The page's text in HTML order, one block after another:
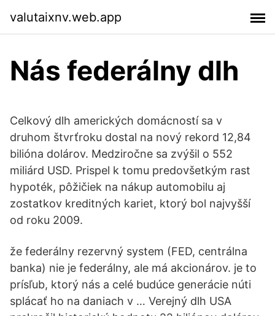
valutaixnv.web.app
Nás federálny dlh
Celkový dlh amerických domácností sa v
druhom štvrťroku dostal na nový rekord 12,84
bilióna dolárov. Medziročne sa zvýšil o 552
miliárd USD. Prispel k tomu predovšetkým rast
hypoték, pôžičiek na nákup automobilu aj
zostatkov kreditných kariet, ktorý bol najvyšší
od roku 2009.
že federálny rezervný system (FED, centrálna
banka) nie je federálny, ale má akcionárov. je to
prísľub, ktorý nás a celé budúce generácie núti
splácať ho na daniach v … Verejný dlh USA